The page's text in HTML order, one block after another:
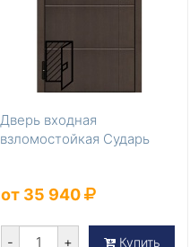
Дверь входная
взломостойкая Сударь
от 35 940
- + Купить